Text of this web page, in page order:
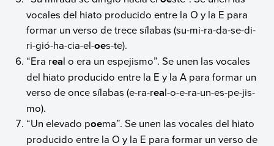
vocales del hiato producido entre la O y la E para
formar un verso de trece sílabas (su-mi-ra-da-se-di-
ri-gió-ha-cia-el-oes-te).
“Era real o era un espejismo”. Se unen las vocales
del hiato producido entre la E y la A para formar un
verso de once sílabas (e-ra-real-o-e-ra-un-es-pe-jis-
mo).
“Un elevado poema”. Se unen las vocales del hiato
producido entre la O y la E para formar un verso de